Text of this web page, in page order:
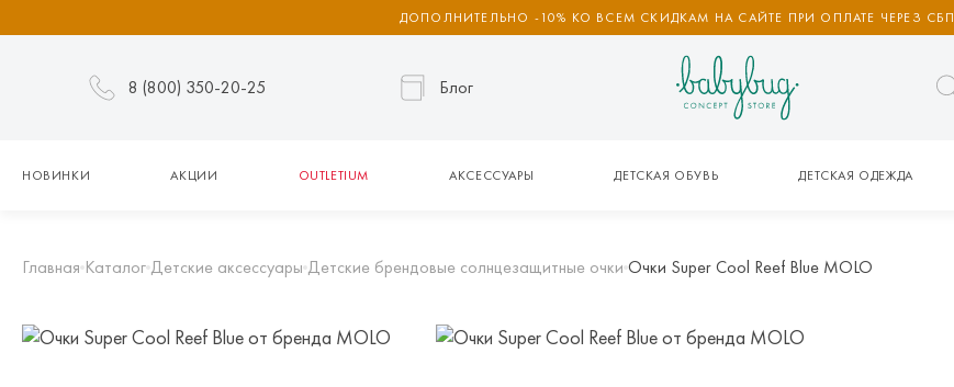
ДОПОЛНИТЕЛЬНО -10% КО ВСЕМ СКИДКАМ НА САЙТЕ ПРИ ОПЛАТЕ ЧЕРЕЗ СБП
8 (800) 350-20-25 Блог
НОВИНКИ АКЦИИ OUTLETIUM АКСЕССУАРЫ ДЕТСКАЯ ОБУВЬ ДЕТСКАЯ ОДЕЖДА
Главная Каталог Детские аксессуары Детские брендовые солнцезащитные очки Очки Super Cool Reef Blue MOLO